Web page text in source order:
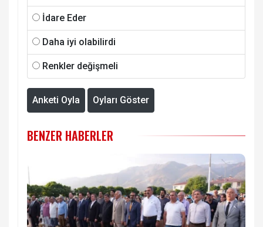
İdare Eder
Daha iyi olabilirdi
Renkler değişmeli
Anketi Oyla Oyları Göster
BENZER HABERLER